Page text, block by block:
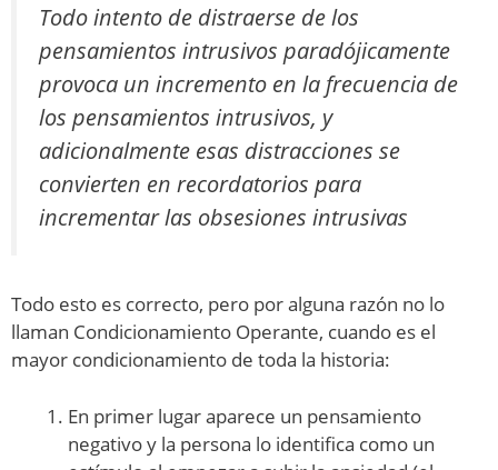
Todo intento de distraerse de los
pensamientos intrusivos paradójicamente
provoca un incremento en la frecuencia de
los pensamientos intrusivos, y
adicionalmente esas distracciones se
convierten en recordatorios para
incrementar las obsesiones intrusivas
Todo esto es correcto, pero por alguna razón no lo
llaman Condicionamiento Operante, cuando es el
mayor condicionamiento de toda la historia:
En primer lugar aparece un pensamiento
negativo y la persona lo identifica como un